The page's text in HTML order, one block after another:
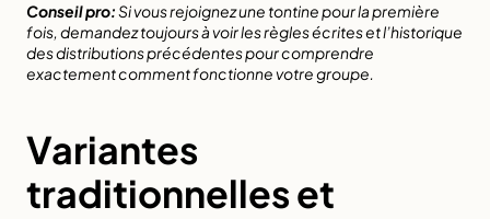
Conseil pro:Si vous rejoignez une tontine pour la première
fois, demandez toujours à voir les règles écrites et l’historique
des distributions précédentes pour comprendre
exactement comment fonctionne votre groupe.
Variantes
traditionnelles et